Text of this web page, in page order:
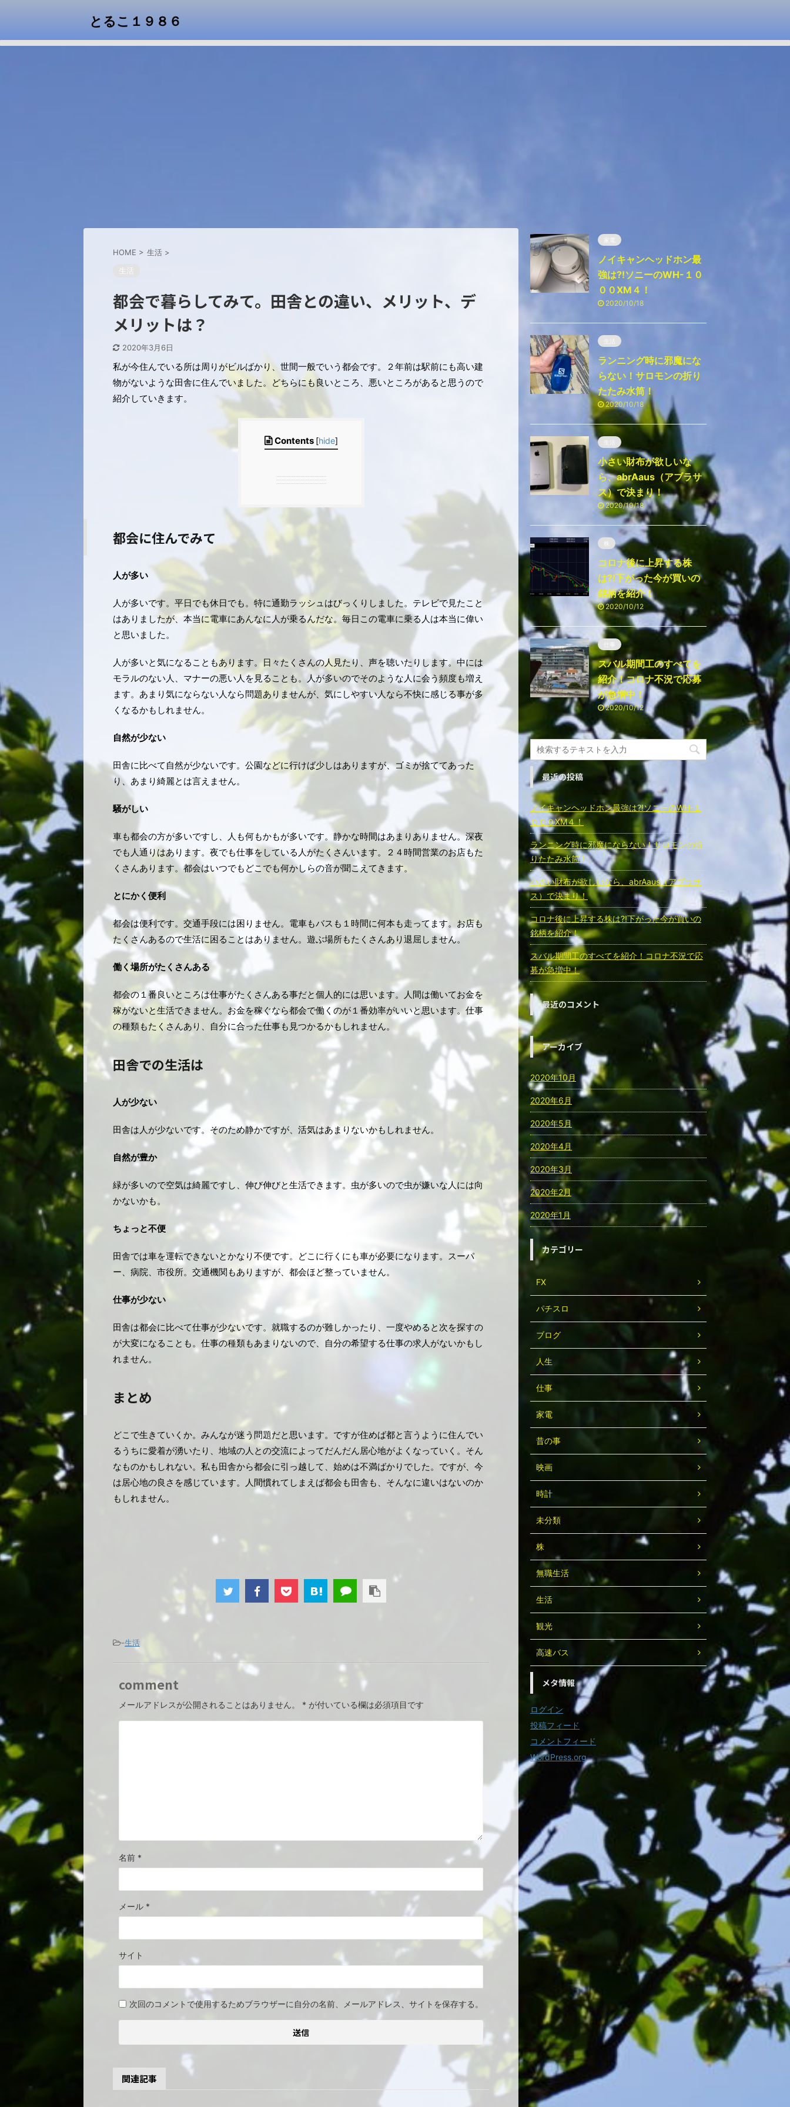
とるこ１９８６
HOME > 生活 >
生活
都会で暮らしてみて。田舎との違い、メリット、デ
メリットは？
2020年3月6日
私が今住んでいる所は周りがビルばかり、世間一般でいう都会です。２年前は駅前にも高い建
物がないような田舎に住んでいました。どちらにも良いところ、悪いところがあると思うので
紹介していきます。
Contents [hide]
都会に住んでみて
人が多い
人が多いです。平日でも休日でも。特に通勤ラッシュはびっくりしました。テレビで見たこと
はありましたが、本当に電車にあんなに人が乗るんだな。毎日この電車に乗る人は本当に偉い
と思いました。
人が多いと気になることもあります。日々たくさんの人見たり、声を聴いたりします。中には
モラルのない人、マナーの悪い人を見ることも。人が多いのでそのような人に会う頻度も増え
ます。あまり気にならない人なら問題ありませんが、気にしやすい人なら不快に感じる事が多
くなるかもしれません。
自然が少ない
田舎に比べて自然が少ないです。公園などに行けば少しはありますが、ゴミが捨ててあった
り、あまり綺麗とは言えません。
騒がしい
車も都会の方が多いですし、人も何もかもが多いです。静かな時間はあまりありません。深夜
でも人通りはあります。夜でも仕事をしている人がたくさんいます。２４時間営業のお店もた
くさんあります。都会はいつでもどこでも何かしらの音が聞こえてきます。
とにかく便利
都会は便利です。交通手段には困りません。電車もバスも１時間に何本も走ってます。お店も
たくさんあるので生活に困ることはありません。遊ぶ場所もたくさんあり退屈しません。
働く場所がたくさんある
都会の１番良いところは仕事がたくさんある事だと個人的には思います。人間は働いてお金を
稼がないと生活できません。お金を稼ぐなら都会で働くのが１番効率がいいと思います。仕事
の種類もたくさんあり、自分に合った仕事も見つかるかもしれません。
田舎での生活は
人が少ない
田舎は人が少ないです。そのため静かですが、活気はあまりないかもしれません。
自然が豊か
緑が多いので空気は綺麗ですし、伸び伸びと生活できます。虫が多いので虫が嫌いな人には向
かないかも。
ちょっと不便
田舎では車を運転できないとかなり不便です。どこに行くにも車が必要になります。スーパ
ー、病院、市役所。交通機関もありますが、都会ほど整っていません。
仕事が少ない
田舎は都会に比べて仕事が少ないです。就職するのが難しかったり、一度やめると次を探すの
が大変になることも。仕事の種類もあまりないので、自分の希望する仕事の求人がないかもし
れません。
まとめ
どこで生きていくか。みんなが迷う問題だと思います。ですが住めば都と言うように住んでい
るうちに愛着が湧いたり、地域の人との交流によってだんだん居心地がよくなっていく。そん
なものかもしれない。私も田舎から都会に引っ越して、始めは不満ばかりでした。ですが、今
は居心地の良さを感じています。人間慣れてしまえば都会も田舎も、そんなに違いはないのか
もしれません。
-生活
comment
メールアドレスが公開されることはありません。 * が付いている欄は必須項目です
名前 *
メール *
サイト
次回のコメントで使用するためブラウザーに自分の名前、メールアドレス、サイトを保存する。
関連記事
家電
ノイキャンヘッドホン最
強は⁈ソニーのWH-１０
００ⅩM４！
2020/10/18
生活
ランニング時に邪魔にな
らない！サロモンの折り
たたみ水筒！
2020/10/18
生活
小さい財布が欲しいな
ら、abrAaus（アブラサ
ス）で決まり！
2020/10/18
株
コロナ後に上昇する株
は⁈下がった今が買いの
銘柄を紹介！
2020/10/12
仕事
スバル期間工のすべてを
紹介！コロナ不況で応募
が急増中！
2020/10/12
最近の投稿
ノイキャンヘッドホン最強は⁈ソニーのWH-１
０００ⅩM４！
ランニング時に邪魔にならない！サロモンの折
りたたみ水筒！
小さい財布が欲しいなら、abrAaus（アブラサ
ス）で決まり！
コロナ後に上昇する株は⁈下がった今が買いの
銘柄を紹介！
スバル期間工のすべてを紹介！コロナ不況で応
募が急増中！
最近のコメント
アーカイブ
2020年10月
2020年6月
2020年5月
2020年4月
2020年3月
2020年2月
2020年1月
カテゴリー
FX
パチスロ
ブログ
人生
仕事
家電
昔の事
映画
時計
未分類
株
無職生活
生活
観光
高速バス
メタ情報
ログイン
投稿フィード
コメントフィード
WordPress.org